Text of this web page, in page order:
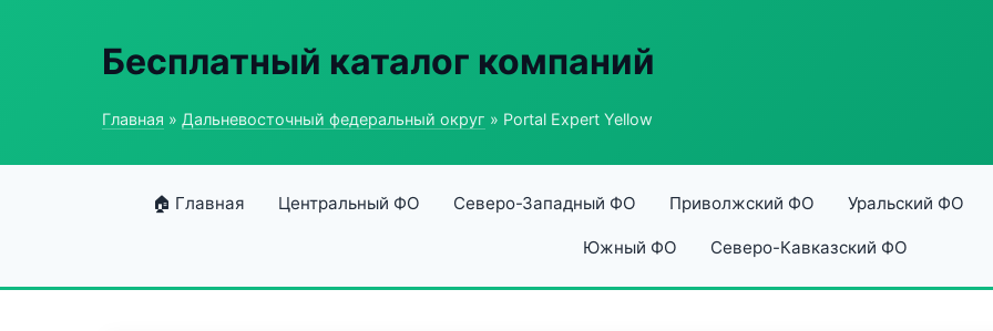
Бесплатный каталог компаний
Главная » Дальневосточный федеральный округ » Portal Expert Yellow
🏠 Главная Центральный ФО Северо-Западный ФО Приволжский ФО Уральский ФО
Южный ФО Северо-Кавказский ФО